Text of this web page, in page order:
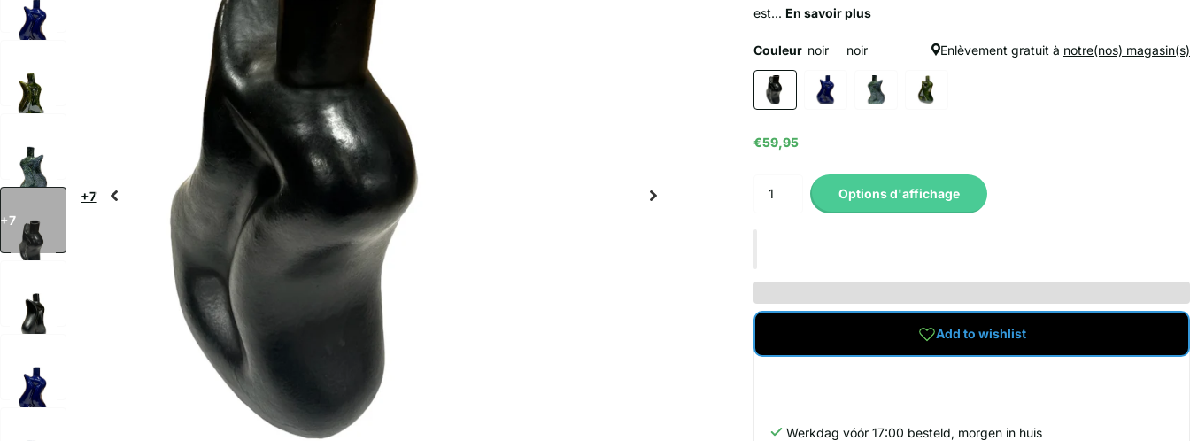
+7
+7
est... En savoir plus
Couleur noir noir Enlèvement gratuit à notre(nos) magasin(s)
€59,95
Options d'affichage
Add to wishlist
Werkdag vóór 17:00 besteld, morgen in huis